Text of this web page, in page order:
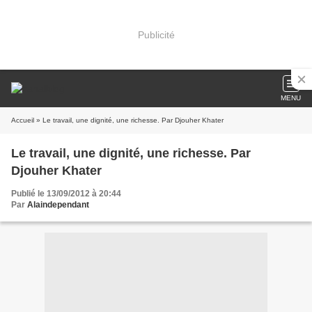
Publicité
MENU
Accueil » Le travail, une dignité, une richesse. Par Djouher Khater
Le travail, une dignité, une richesse. Par
Djouher Khater
Publié le 13/09/2012 à 20:44
Par Alaindependant